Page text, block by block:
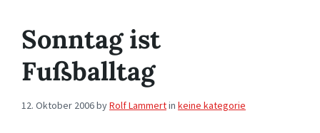
Sonntag ist
Fußballtag
12. Oktober 2006byRolf Lammertin keine kategorie